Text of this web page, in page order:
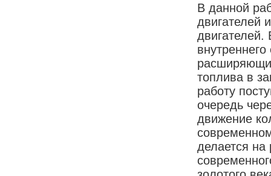
В данной
двигателей
двигателей.
топлива в
работу
очередь
движение
делается на